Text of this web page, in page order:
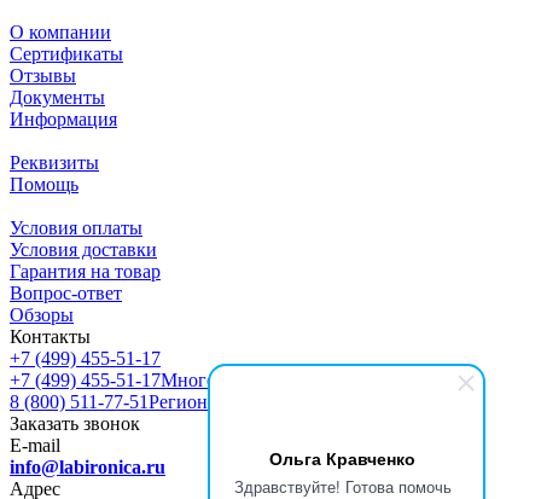
Ольга Кравченко
Здравствуйте! Готова помочь
О компании
Сертификаты
Отзывы
Документы
Информация
Реквизиты
Помощь
Условия оплаты
Условия доставки
Гарантия на товар
Вопрос-ответ
Обзоры
Контакты
+7 (499) 455-51-17
+7 (499) 455-51-17Многоканальный
8 (800) 511-77-51Регионы РФ
Заказать звонок
E-mail
info@labironica.ru
Адрес